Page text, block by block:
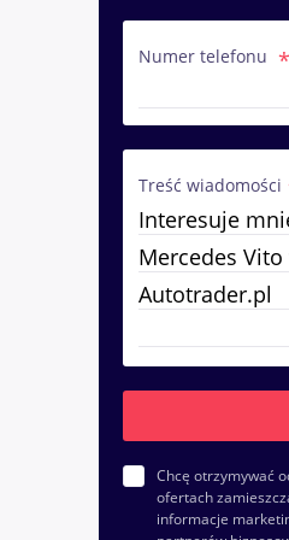
Numer telefonu
Treść wiadomości
Chcę otrzymywać
ofertach
informacje